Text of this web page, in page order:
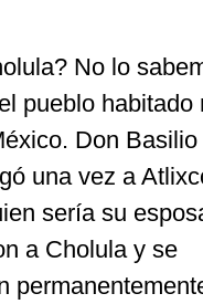
No lo
pueblo habitado
Don
una vez a
sería su
a Cholula y se